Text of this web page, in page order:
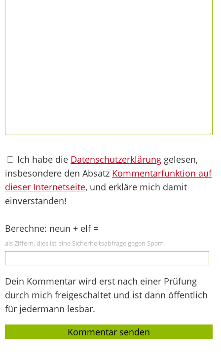
Ich habe die Datenschutzerklärung gelesen,
insbesondere den Absatz Kommentarfunktion auf
dieser Internetseite, und erkläre mich damit
einverstanden!
Berechne: neun + elf =
als Ziffern, dies ist eine Sicherheitsabfrage gegen Spam
Dein Kommentar wird erst nach einer Prüfung
durch mich freigeschaltet und ist dann öffentlich
für jedermann lesbar.